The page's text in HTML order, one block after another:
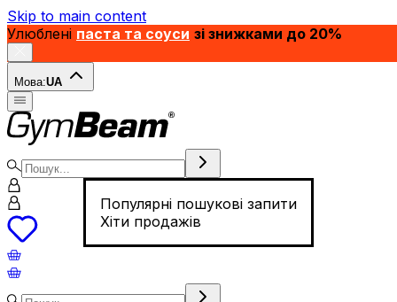
Skip to main content
Улюблені паста та соуси зі знижками до 20%
Мова:UA
Популярні пошукові запити
Хіти продажів